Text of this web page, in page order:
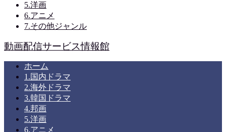
5.洋画
6.アニメ
7.その他ジャンル
動画配信サービス情報館
ホーム
1.国内ドラマ
2.海外ドラマ
3.韓国ドラマ
4.邦画
5.洋画
6.アニメ